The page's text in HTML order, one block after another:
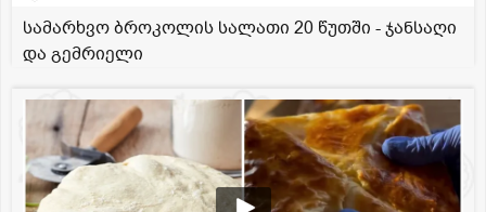
სამარხვო ბროკოლის სალათი 20 წუთში - ჯანსაღი
და გემრიელი